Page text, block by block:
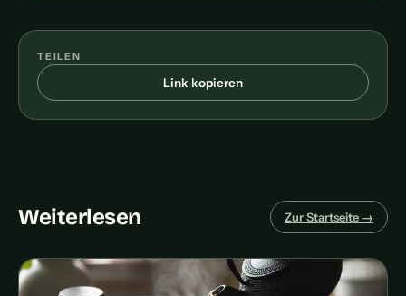
TEILEN
Link kopieren
Weiterlesen Zur Startseite →